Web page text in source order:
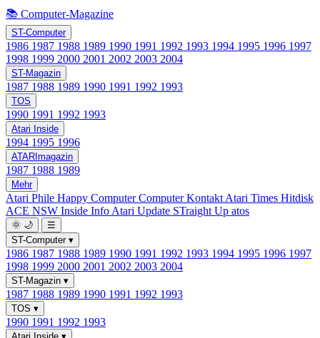
📚 Computer-Magazine
ST-Computer
1986 1987 1988 1989 1990 1991 1992 1993 1994 1995 1996 1997
1998 1999 2000 2001 2002 2003 2004
ST-Magazin
1987 1988 1989 1990 1991 1992 1993
TOS
1990 1991 1992 1993
Atari Inside
1994 1995 1996
ATARImagazin
1987 1988 1989
Mehr
Atari Phile Happy ComputerComputer Kontakt Atari Times Hitdisk
ACE NSW Inside Info Atari Update STraight Up atos
🌞 🌙
☰
ST-Computer ▾
1986 1987 1988 1989 1990 1991 1992 1993 1994 1995 1996 1997
1998 1999 2000 2001 2002 2003 2004
ST-Magazin ▾
1987 1988 1989 1990 1991 1992 1993
TOS ▾
1990 1991 1992 1993